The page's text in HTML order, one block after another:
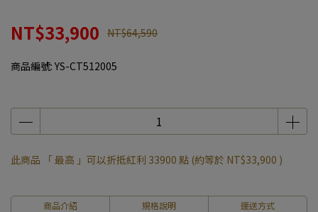
NT$33,900 NT$64,590
商品編號: YS-CT512005
此商品 「 最高 」可以折抵紅利 33900 點 (約等於 NT$33,900 )
商品介紹 規格說明 運送方式